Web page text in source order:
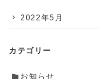
2022年5月
カテゴリー
お知らせ